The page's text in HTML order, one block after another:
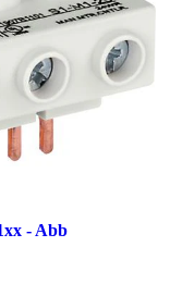
- Abb